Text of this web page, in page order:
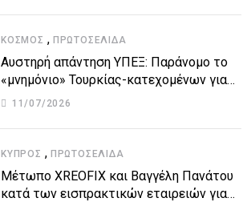
ΚΌΣΜΟΣ , ΠΡΩΤΟΣΈΛΙΔΑ
Αυστηρή απάντηση ΥΠΕΞ: Παράνομο το
«μνημόνιο» Τουρκίας-κατεχομένων για
τον υποθαλάσσιο αγωγό
11/07/2026
ΚΎΠΡΟΣ , ΠΡΩΤΟΣΈΛΙΔΑ
Μέτωπο XREOFIX και Βαγγέλη Πανάτου
κατά των εισπρακτικών εταιρειών για